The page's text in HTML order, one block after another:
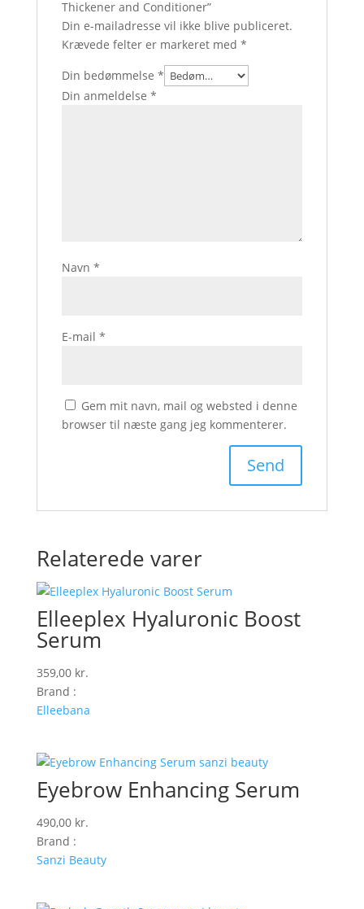
Thickener and Conditioner”
Din e-mailadresse vil ikke blive publiceret.
Krævede felter er markeret med *
Din bedømmelse *
Din anmeldelse *
Navn *
E-mail *
Gem mit navn, mail og websted i denne
browser til næste gang jeg kommenterer.
Relaterede varer
Elleeplex Hyaluronic Boost
Serum
359,00 kr.
Brand :
Elleebana
Eyebrow Enhancing Serum
490,00 kr.
Brand :
Sanzi Beauty